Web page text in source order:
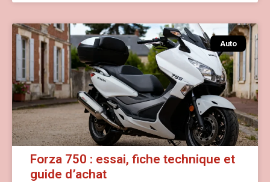
Auto
Forza 750 : essai, fiche technique et
guide d’achat